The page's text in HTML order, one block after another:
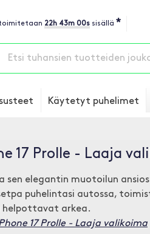
22h 42m 59ssisällä *
Käytetyt puhelimet
17 Prolle - Laaja
ja sen elegantin muotoilun
puhelintasi autossa,
helpottavat arkea.
17 Prolle - Laaja valikoima